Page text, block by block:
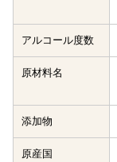
アルコール度数
原材料名
添加物
原産国